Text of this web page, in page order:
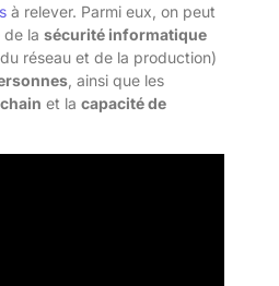
à relever. Parmi eux, on peut
la sécurité informatique
réseau et de la production)
, ainsi que les
et la capacité de